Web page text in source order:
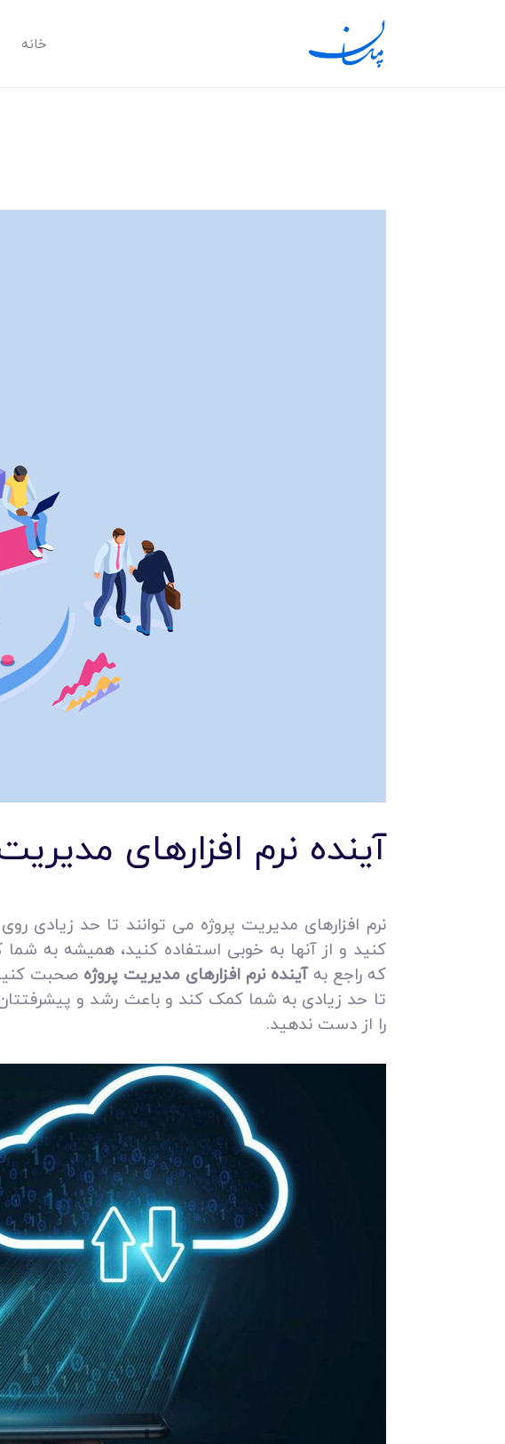
خانه
آینده نرم افزارهای
نرم افزارهای مدیریت پروژه می‌ توانند تا حد زیادی
کنید و از آنها به خوبی استفاده کنید، همیشه به
که راجع بهآینده نرم افزارهای مدیریت پروژه صحبت
تا حد زیادی به شما کمک کند و باعث رشد و
را از دست ندهید.